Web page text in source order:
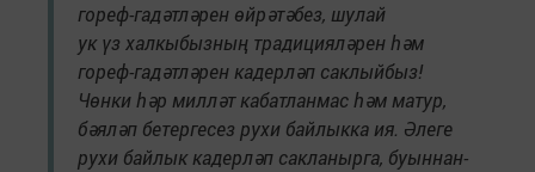
гореф-гадәтләрен өйрәтәбез, шулай
ук үз халкыбызның традицияләрен һәм
гореф-гадәтләрен кадерләп саклыйбыз!
Чөнки һәр милләт кабатланмас һәм матур,
бәяләп бетергесез рухи байлыкка ия. Әлеге
рухи байлык кадерләп сакланырга, буыннан-